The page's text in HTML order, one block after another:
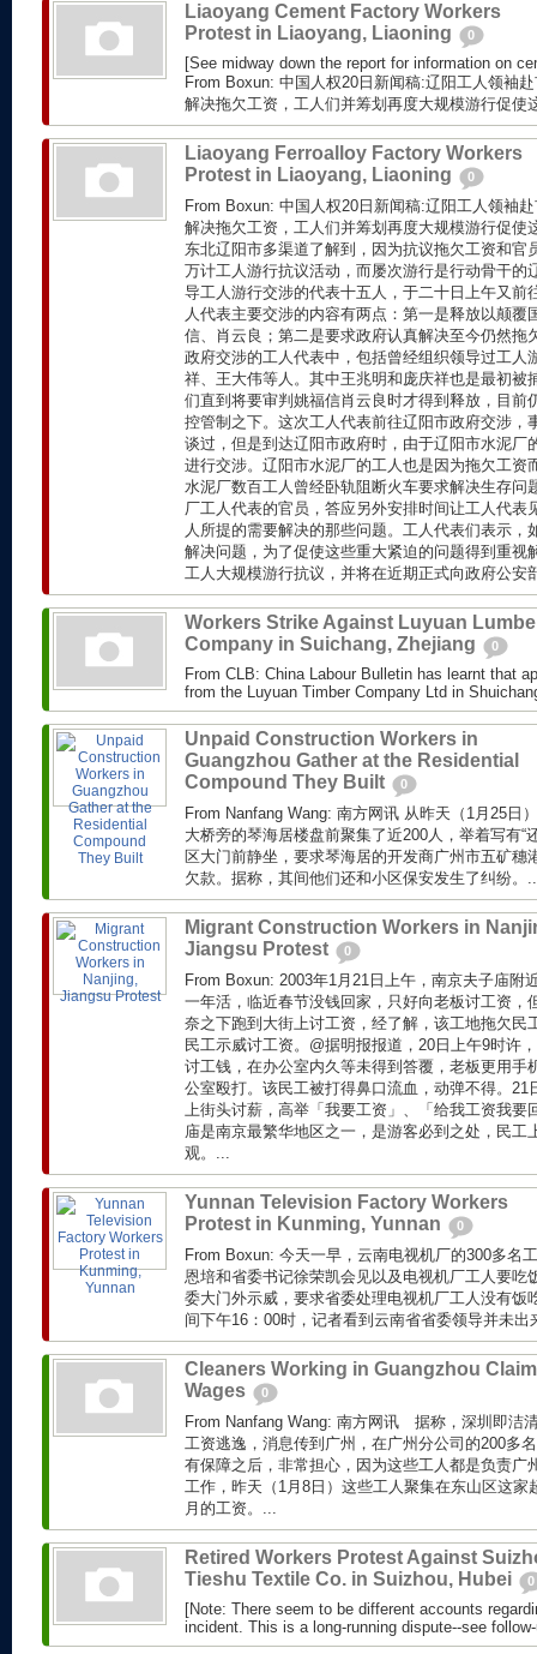
Liaoyang Cement Factory Workers
Protest in Liaoyang, Liaoning
0
[See midway down the report for information on
From Boxun: 中国人权20日新闻稿:辽阳工人领袖
解决拖欠工资，工人们并筹划再度大规模游行促使
Liaoyang Ferroalloy Factory Workers
Protest in Liaoyang, Liaoning
0
From Boxun: 中国人权20日新闻稿:辽阳工人领袖
解决拖欠工资，工人们并筹划再度大规模游行促使
东北辽阳市多渠道了解到，因为抗议拖欠工资和官
万计工人游行抗议活动，而屡次游行是行动骨干的
导工人游行交涉的代表十五人，于二十日上午又前
人代表主要交涉的内容有两点：第一是释放以颠覆
信、肖云良；第二是要求政府认真解决至今仍然拖
政府交涉的工人代表中，包括曾经组织领导过工人
祥、王大伟等人。其中王兆明和庞庆祥也是最初被
们直到将要审判姚福信肖云良时才得到释放，目前
控管制之下。这次工人代表前往辽阳市政府交涉，
谈过，但是到达辽阳市政府时，由于辽阳市水泥厂
进行交涉。辽阳市水泥厂的工人也是因为拖欠工资
水泥厂数百工人曾经卧轨阻断火车要求解决生存问
厂工人代表的官员，答应另外安排时间让工人代表
人所提的需要解决的那些问题。工人代表们表示，
解决问题，为了促使这些重大紧迫的问题得到重视
工人大规模游行抗议，并将在近期正式向政府公安
Workers Strike Against Luyuan
Company in Suichang, Zhejiang
0
From CLB: China Labour Bulletin has learnt that
from the Luyuan Timber Company Ltd in
Unpaid Construction Workers in
Guangzhou Gather at the Residential
Compound They Built
0
From Nanfang Wang: 南方网讯 从昨天（1月25日
大桥旁的琴海居楼盘前聚集了近200人，举着写有“
区大门前静坐，要求琴海居的开发商广州市五矿穗
欠款。据称，其间他们还和小区保安发生了纠纷。
Migrant Construction Workers in
Jiangsu Protest
0
From Boxun: 2003年1月21日上午，南京夫子庙附
一年活，临近春节没钱回家，只好向老板讨工资，
奈之下跑到大街上讨工资，经了解，该工地拖欠民
民工示威讨工资。@据明报报道，20日上午9时许
讨工钱，在办公室内久等未得到答覆，老板更用手
公室殴打。该民工被打得鼻口流血，动弹不得。21
上街头讨薪，高举「我要工资」、「给我工资我要
庙是南京最繁华地区之一，是游客必到之处，民工
观。...
Yunnan Television Factory Workers
Protest in Kunming, Yunnan
0
From Boxun: 今天一早，云南电视机厂的300多名
恩培和省委书记徐荣凯会见以及电视机厂工人要吃
委大门外示威，要求省委处理电视机厂工人没有饭
间下午16：00时，记者看到云南省省委领导并未出
Cleaners Working in Guangzhou
Wages
0
From Nanfang Wang: 南方网讯 据称，深圳即洁
工资逃逸，消息传到广州，在广州分公司的200多
有保障之后，非常担心，因为这些工人都是负责广
工作，昨天（1月8日）这些工人聚集在东山区这家
月的工资。...
Retired Workers Protest Against
Tieshu Textile Co. in Suizhou, Hubei
0
[Note: There seem to be different accounts
incident. This is a long-running dispute--see